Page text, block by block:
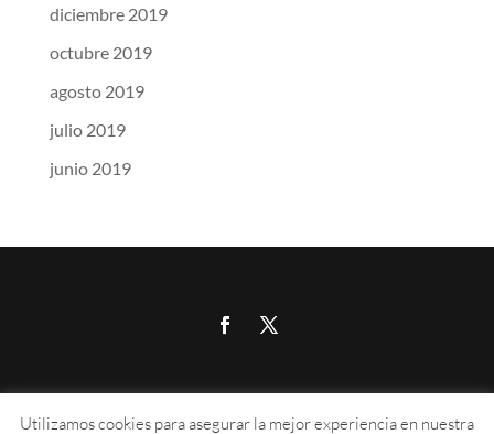
diciembre 2019
octubre 2019
agosto 2019
julio 2019
junio 2019
Calle Aragón 215, 07008, Palma de Mallorca
Utilizamos cookies para asegurar la mejor experiencia en nuestra